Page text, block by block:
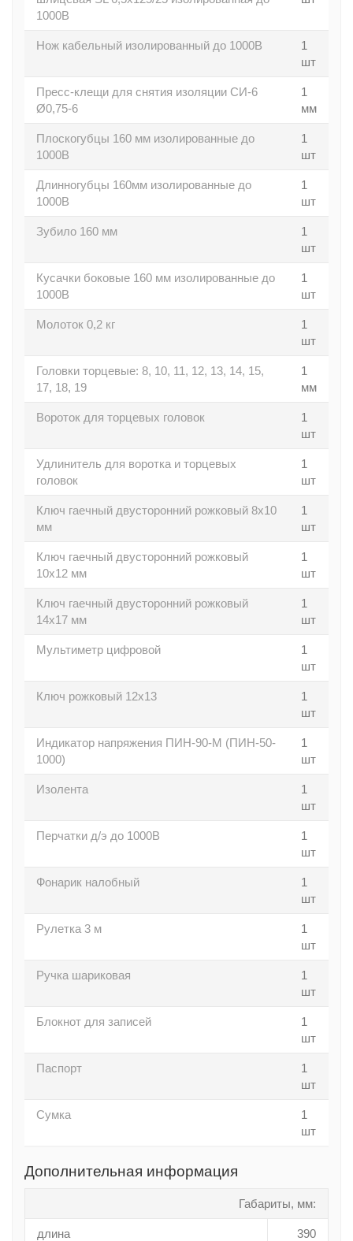
1000В
Нож кабельный изолированный до 1000В
1
шт
Пресс-клещи для снятия изоляции СИ-6
Ø0,75-6
1
мм
Плоскогубцы 160 мм изолированные до
1000В
1
шт
Длинногубцы 160мм изолированные до
1000В
1
шт
Зубило 160 мм
1
шт
Кусачки боковые 160 мм изолированные до
1000В
1
шт
Молоток 0,2 кг
1
шт
Головки торцевые: 8, 10, 11, 12, 13, 14, 15,
17, 18, 19
1
мм
Вороток для торцевых головок
1
шт
Удлинитель для воротка и торцевых
головок
1
шт
Ключ гаечный двусторонний рожковый 8x10
мм
1
шт
Ключ гаечный двусторонний рожковый
10x12 мм
1
шт
Ключ гаечный двусторонний рожковый
14х17 мм
1
шт
Мультиметр цифровой
1
шт
Ключ рожковый 12х13
1
шт
Индикатор напряжения ПИН-90-М (ПИН-50-
1000)
1
шт
Изолента
1
шт
Перчатки д/э до 1000В
1
шт
Фонарик налобный
1
шт
Рулетка 3 м
1
шт
Ручка шариковая
1
шт
Блокнот для записей
1
шт
Паспорт
1
шт
Сумка
1
шт
Дополнительная информация
Габариты, мм:
длина 390